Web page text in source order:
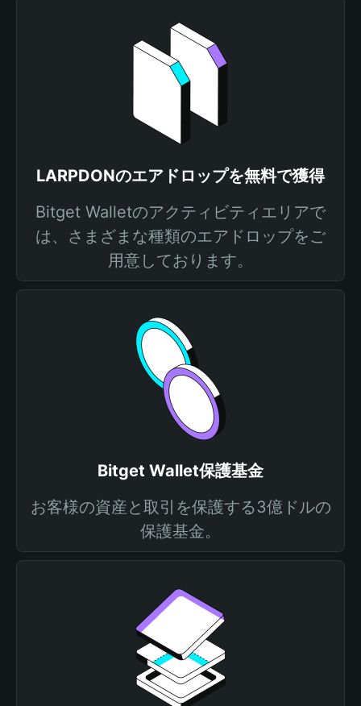
LARPDONのエアドロップを無料で獲得
Bitget Walletのアクティビティエリアで
は、さまざまな種類のエアドロップをご
用意しております。
Bitget Wallet保護基金
お客様の資産と取引を保護する3億ドルの
保護基金。